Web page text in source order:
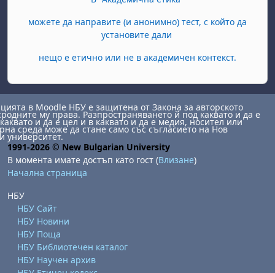
можете да направите (и анонимно) тест, с който да
установите дали
нещо е етично или не в академичен контекст.
в Moodle НБУ е защитена от Закона за авторското
му права. Разпространяването й под каквато и да е
и да е цел и в каквато и да е медия, носител или
среда може да стане само със съгласието на Нов
университет.
1991-2026 © New Bulgarian University
В момента имате достъп като гост (Влизане)
Начална страница
НБУ
НБУ Сайт
НБУ Новини
НБУ Поща
НБУ Библиотечен каталог
НБУ Научен архив